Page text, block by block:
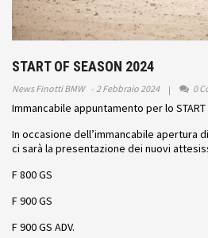
START OF SEASON 2024
News Finotti BMW 2 Febbraio 2024 0
Immancabile appuntamento per lo START
In occasione dell’immancabile apertura
ci sarà la presentazione dei nuovi
F 800 GS
F 900 GS
F 900 GS ADV.